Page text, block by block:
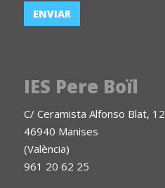
IES Pere Boïl
C/ Ceramista Alfonso Blat, 12
46940 Manises
(València)
961 20 62 25